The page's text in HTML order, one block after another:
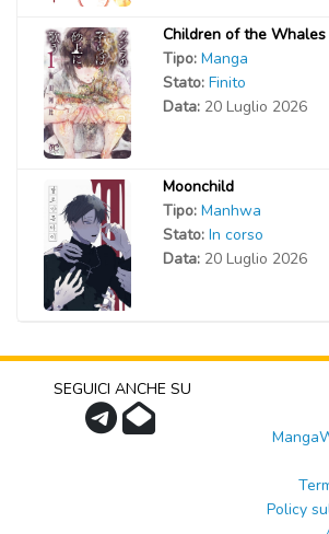
Children of the Whales
Tipo: Manga
Stato: Finito
Data: 20 Luglio 2026
Moonchild
Tipo: Manhwa
Stato: In corso
Data: 20 Luglio 2026
SEGUICI ANCHE SU
Policy